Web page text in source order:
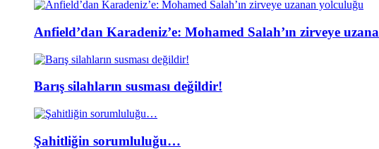
Anfield’dan Karadeniz’e: Mohamed Salah’ın zirveye
Barış silahların susması değildir!
Şahitliğin sorumluluğu…